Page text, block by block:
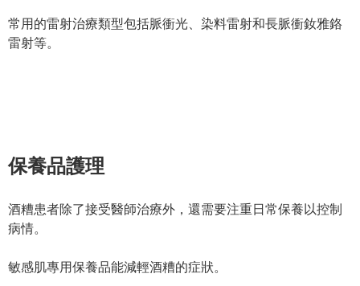
常用的雷射治療類型包括脈衝光、染料雷射和長脈衝釹雅鉻
雷射等。
保養品護理
酒糟患者除了接受醫師治療外，還需要注重日常保養以控制
病情。
敏感肌專用保養品能減輕酒糟的症狀。